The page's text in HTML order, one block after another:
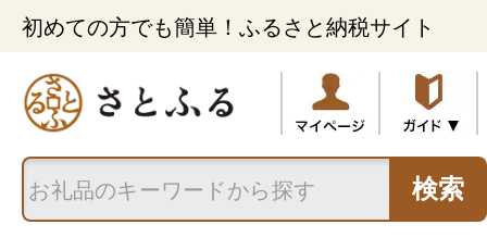
初めての方でも簡単！ふるさと納税サイト
検索